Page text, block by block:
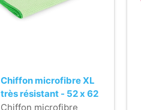
Chiffon microfibre XL
très résistant - 52 x 62
cm - VERT
Chiffon microfibre